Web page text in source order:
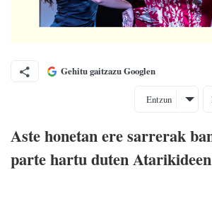
Gehitu gaitzazu Googlen
Entzun
Aste honetan ere sarrerak
parte hartu duten